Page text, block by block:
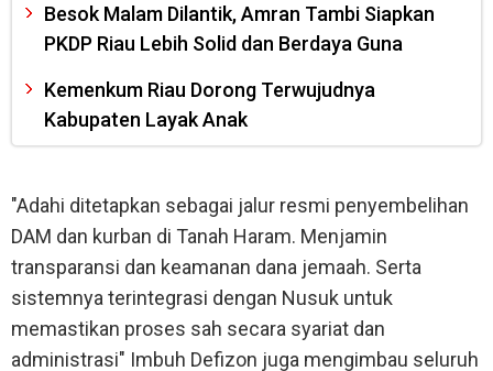
Besok Malam Dilantik, Amran Tambi Siapkan
PKDP Riau Lebih Solid dan Berdaya Guna
Kemenkum Riau Dorong Terwujudnya
Kabupaten Layak Anak
"Adahi ditetapkan sebagai jalur resmi penyembelihan
DAM dan kurban di Tanah Haram. Menjamin
transparansi dan keamanan dana jemaah. Serta
sistemnya terintegrasi dengan Nusuk untuk
memastikan proses sah secara syariat dan
administrasi" Imbuh Defizon juga mengimbau seluruh